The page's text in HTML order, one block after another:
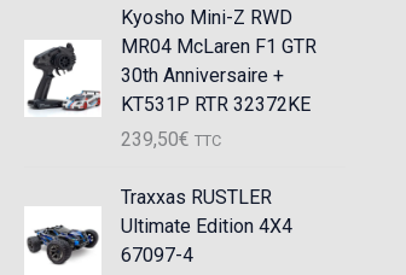
Kyosho Mini-Z RWD
MR04 McLaren F1 GTR
30th Anniversaire +
KT531P RTR 32372KE
239,50€ TTC
Traxxas RUSTLER
Ultimate Edition 4X4
67097-4